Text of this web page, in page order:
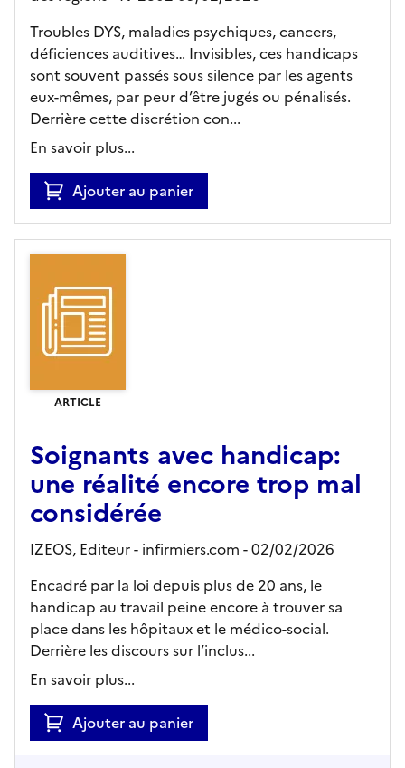
Troubles DYS, maladies psychiques, cancers,
déficiences auditives… Invisibles, ces handicaps
sont souvent passés sous silence par les agents
eux-mêmes, par peur d’être jugés ou pénalisés.
Derrière cette discrétion con...
En savoir plus...
Ajouter au panier
ARTICLE
Soignants avec handicap:
une réalité encore trop mal
considérée
IZEOS, Editeur- infirmiers.com - 02/02/2026
Encadré par la loi depuis plus de 20 ans, le
handicap au travail peine encore à trouver sa
place dans les hôpitaux et le médico-social.
Derrière les discours sur l’inclus...
En savoir plus...
Ajouter au panier